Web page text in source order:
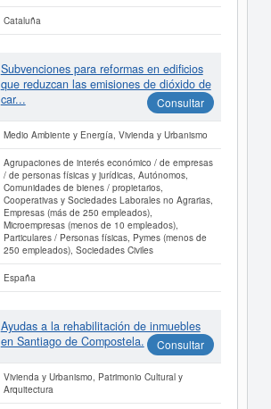
Cataluña
Subvenciones para reformas en edificios
que reduzcan las emisiones de dióxido de
car...
Consultar
Medio Ambiente y Energía, Vivienda y Urbanismo
Agrupaciones de interés económico / de empresas
/ de personas físicas y jurídicas, Autónomos,
Comunidades de bienes / propietarios,
Cooperativas y Sociedades Laborales no Agrarias,
Empresas (más de 250 empleados),
Microempresas (menos de 10 empleados),
Particulares / Personas físicas, Pymes (menos de
250 empleados), Sociedades Civiles
España
Ayudas a la rehabilitación de inmuebles
en Santiago de Compostela.
Consultar
Vivienda y Urbanismo, Patrimonio Cultural y
Arquitectura